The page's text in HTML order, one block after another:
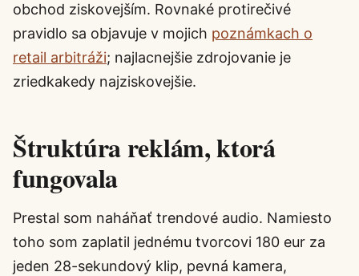
obchod ziskovejším. Rovnaké protirečivé
pravidlo sa objavuje v mojich poznámkach o
retail arbitráži; najlacnejšie zdrojovanie je
zriedkakedy najziskovejšie.
Štruktúra reklám, ktorá
fungovala
Prestal som naháňať trendové audio. Namiesto
toho som zaplatil jednému tvorcovi 180 eur za
jeden 28-sekundový klip, pevná kamera,